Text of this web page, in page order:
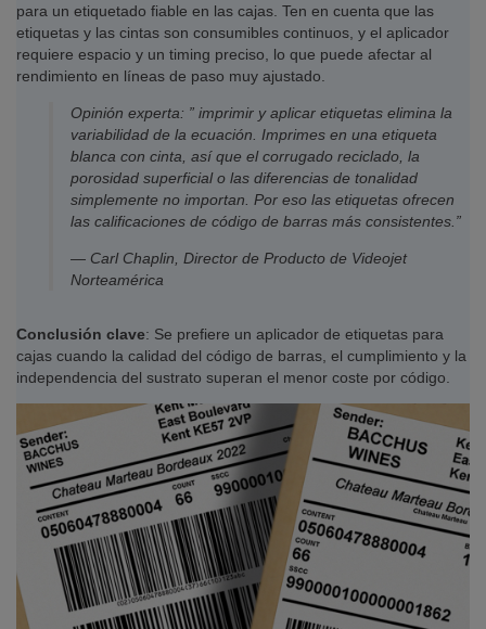
para un etiquetado fiable en las cajas. Ten en cuenta que las
etiquetas y las cintas son consumibles continuos, y el aplicador
requiere espacio y un timing preciso, lo que puede afectar al
rendimiento en líneas de paso muy ajustado.
Opinión experta: ” imprimir y aplicar etiquetas elimina la
variabilidad de la ecuación. Imprimes en una etiqueta
blanca con cinta, así que el corrugado reciclado, la
porosidad superficial o las diferencias de tonalidad
simplemente no importan. Por eso las etiquetas ofrecen
las calificaciones de código de barras más consistentes.”
— Carl Chaplin, Director de Producto de Videojet
Norteamérica
Conclusión clave: Se prefiere un aplicador de etiquetas para
cajas cuando la calidad del código de barras, el cumplimiento y la
independencia del sustrato superan el menor coste por código.